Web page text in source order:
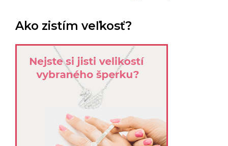
Ako zistím veľkosť?